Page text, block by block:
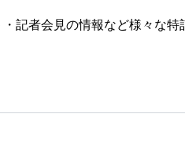
記者会見の情報など様々な特